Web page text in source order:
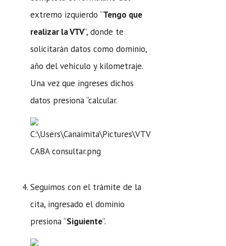
extremo izquierdo “Tengo que
realizar la VTV”, donde te
solicitarán datos como dominio,
año del vehículo y kilometraje.
Una vez que ingreses dichos
datos presiona “calcular.
Seguimos con el trámite de la
cita, ingresado el dominio
presiona “Siguiente”.